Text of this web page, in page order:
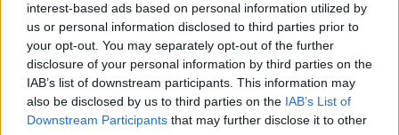
interest-based ads based on personal information utilized by
us or personal information disclosed to third parties prior to
your opt-out. You may separately opt-out of the further
disclosure of your personal information by third parties on the
IAB’s list of downstream participants. This information may
also be disclosed by us to third parties on the IAB’s List of
Downstream Participants that may further disclose it to other